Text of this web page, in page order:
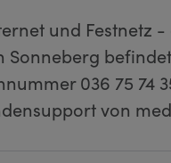
und Festnetz
036 75 74
von